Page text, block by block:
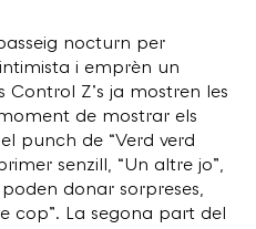
nocturn per
i emprèn un
Control Z’s ja mostren les
de mostrar els
punch de “Verd verd
senzill, “Un altre jo”,
donar sorpreses,
cop”. La segona part del